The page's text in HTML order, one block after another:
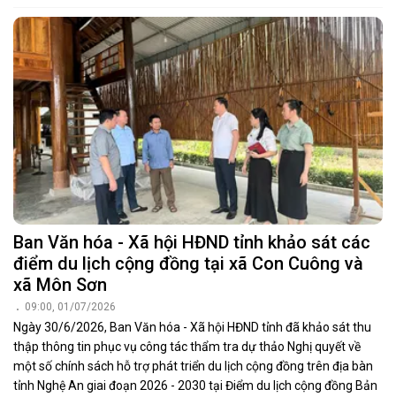
Ban Văn hóa - Xã hội HĐND tỉnh khảo sát các
điểm du lịch cộng đồng tại xã Con Cuông và
xã Môn Sơn
09:00, 01/07/2026
Ngày 30/6/2026, Ban Văn hóa - Xã hội HĐND tỉnh đã khảo sát thu
thập thông tin phục vụ công tác thẩm tra dự thảo Nghị quyết về
một số chính sách hỗ trợ phát triển du lịch cộng đồng trên địa bàn
tỉnh Nghệ An giai đoạn 2026 - 2030 tại Điểm du lịch cộng đồng Bản